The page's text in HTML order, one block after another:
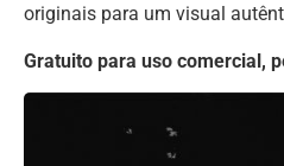
originais para um visual
Gratuito para uso comercial,